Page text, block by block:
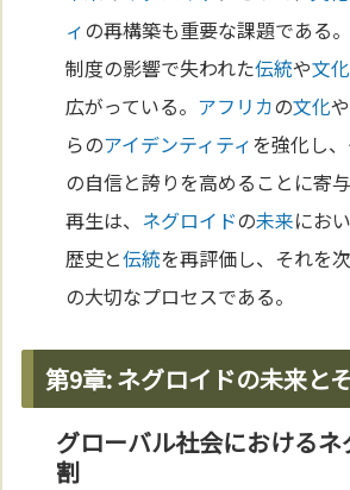
ィの再構築も重要な課題である
制度の影響で失われた伝統や文化
広がっている。 アフリカの文化や
らのアイデンティティを強化し
の自信と誇りを高めることに寄
再生は、 ネグロイドの未来にお
歴史と伝統を再評価し、それを
の大切なプロセスである。
第9章: ネグロイドの未来と
グローバル社会における
割